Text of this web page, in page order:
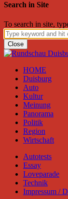
Search in Site
To search in site,
Close
HOME
Duisburg
Auto
Kultur
Meinung
Panorama
Politik
Region
Wirtschaft
Autotests
Essay
Loveparade
Technik
Impressum /